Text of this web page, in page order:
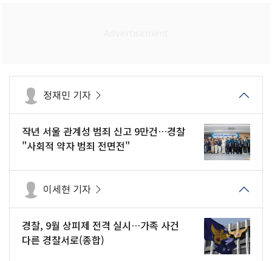
정재민 기자
작년 서울 관계성 범죄 신고 9만건…경찰
"사회적 약자 범죄 전면전"
이세현 기자
경찰, 9월 상피제 전격 실시…가족 사건
다른 경찰서로(종합)